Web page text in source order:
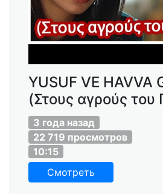
YUSUF VE HAVVA
(Στους αγρούς του
3 года назад
22 719 просмотров
10:15
Смотреть